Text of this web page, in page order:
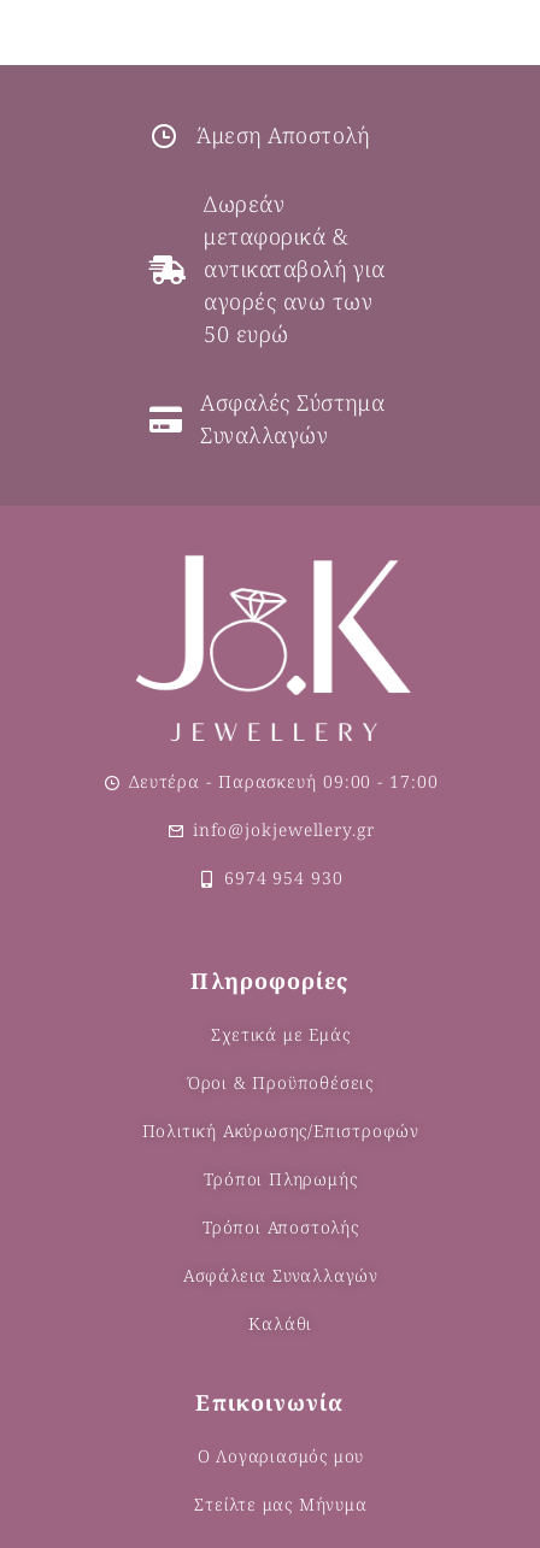
Άμεση Αποστολή
Δωρεάν
μεταφορικά &
αντικαταβολή για
αγορές ανω των
50 ευρώ
Ασφαλές Σύστημα
Συναλλαγών
Δευτέρα - Παρασκευή 09:00 - 17:00
info@jokjewellery.gr
6974 954 930
Πληροφορίες
Σχετικά με Εμάς
Όροι & Προϋποθέσεις
Πολιτική Ακύρωσης/Επιστροφών
Τρόποι Πληρωμής
Τρόποι Αποστολής
Ασφάλεια Συναλλαγών
Καλάθι
Επικοινωνία
Ο Λογαριασμός μου
Στείλτε μας Μήνυμα